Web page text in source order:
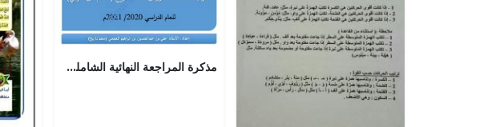
مذكرة المراجعة النهائية الشاملة للاختبار النهائي (العالم من حولي) (تاريخ) الثاني عشر